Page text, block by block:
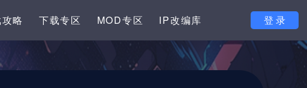
略 下载专区 MOD专区 IP改编库 登 录